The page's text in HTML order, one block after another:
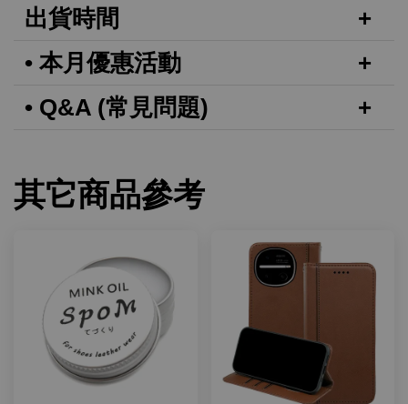
出貨時間
• 本月優惠活動
• Q&A (常見問題)
其它商品參考